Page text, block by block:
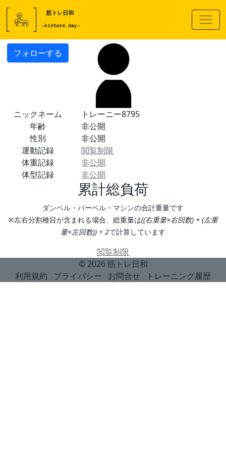
フォローする
ニックネーム
トレーニー8795
年齢
非公開
性別
非公開
運動記録
閲覧制限
体重記録
非公開
体型記録
非公開
累計総負荷
ダンベル・バーベル・マシンの合計重量です
※左右分割種目が含まれる場合、総重量は((右重量×右回数) + (左重
量×左回数)) ÷ 2で計算しています
閲覧制限
© 2026 筋トレ日和
利用規約
プライバシー お問合せ トレーニング履歴